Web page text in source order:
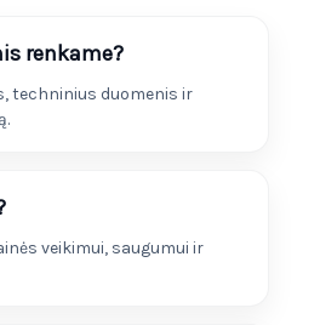
renkame?
techninius duomenis ir
veikimui, saugumui ir